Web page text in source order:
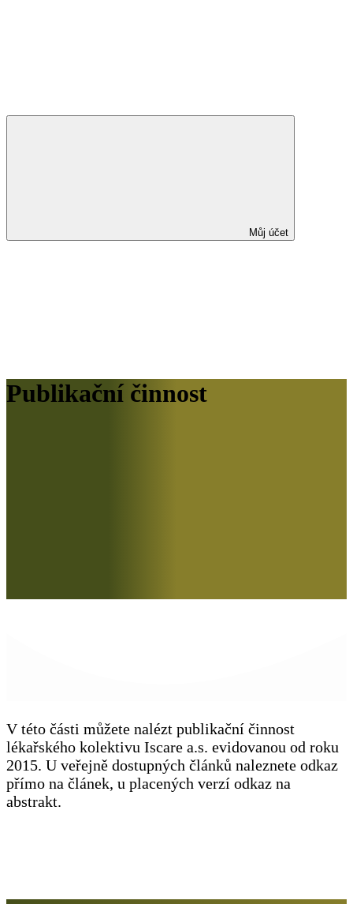
Můj účet
Publikační činnost
V této části můžete nalézt publikační činnost
lékařského kolektivu Iscare a.s. evidovanou od roku
2015. U veřejně dostupných článků naleznete odkaz
přímo na článek, u placených verzí odkaz na
abstrakt.